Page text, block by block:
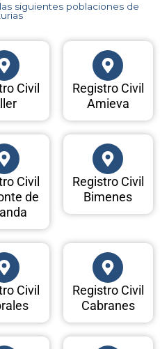
siguientes poblaciones de
Civil
Registro Civil
Amieva
Civil
de
Registro Civil
Bimenes
Civil
Registro Civil
Cabranes